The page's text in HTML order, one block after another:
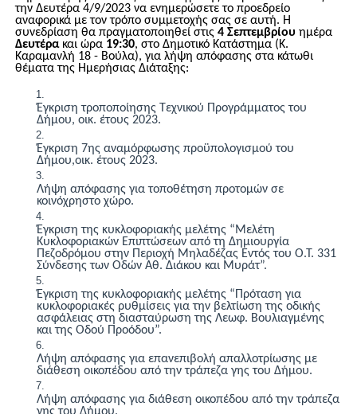
την Δευτέρα 4/9/2023 να ενημερώσετε το προεδρείο
αναφορικά με τον τρόπο συμμετοχής σας σε αυτή. Η
συνεδρίαση θα πραγματοποιηθεί στις 4 Σεπτεμβρίου ημέρα
Δευτέρακαι ώρα 19:30,στο Δημοτικό Κατάστημα (Κ.
Καραμανλή 18 - Βούλα), γιαλήψη απόφασης στα κάτωθι
θέματα της Ημερήσιας Διάταξης:
Έγκριση τροποποίησης Τεχνικού Προγράμματος του
Δήμου, οικ. έτους 2023.
Έγκριση 7ης αναμόρφωσηςπροϋπολογισμού του
Δήμου,οικ. έτους 2023.
Λήψη απόφασης για τοποθέτηση προτομών σε
κοινόχρηστο χώρο.
Έγκριση της κυκλοφοριακής μελέτης “Μελέτη
Κυκλοφοριακών Επιπτώσεων από τη Δημιουργία
Πεζοδρόμου στην Περιοχή Μηλαδέζας Εντός του Ο.Τ. 331
Σύνδεσης των Οδών Αθ. Διάκου και Μυράτ”.
Έγκριση της κυκλοφοριακής μελέτης “Πρόταση για
κυκλοφοριακές ρυθμίσεις για την βελτίωση της οδικής
ασφάλειας στη διασταύρωση της Λεωφ. Βουλιαγμένης
και της Οδού Προόδου”.
Λήψη απόφασης για επανεπιβολή απαλλοτρίωσης με
διάθεση οικοπέδου από την τράπεζα γης του Δήμου.
Λήψη απόφασης για διάθεση οικοπέδου από την τράπεζα
γης του Δήμου.